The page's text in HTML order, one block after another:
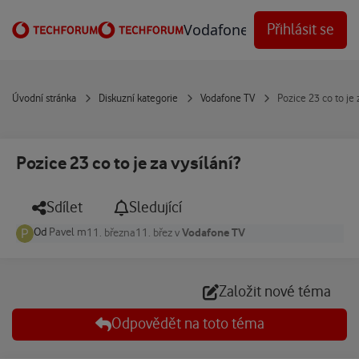
Vodafone Techforum
Přihlásit se
Úvodní stránka Diskuzní kategorie Vodafone TV Pozice 23 co to je
Pozice 23 co to je za vysílání?
Sdílet Sledující
Od Pavel m11. března11. březvVodafone TV
Založit nové téma
Odpovědět na toto téma